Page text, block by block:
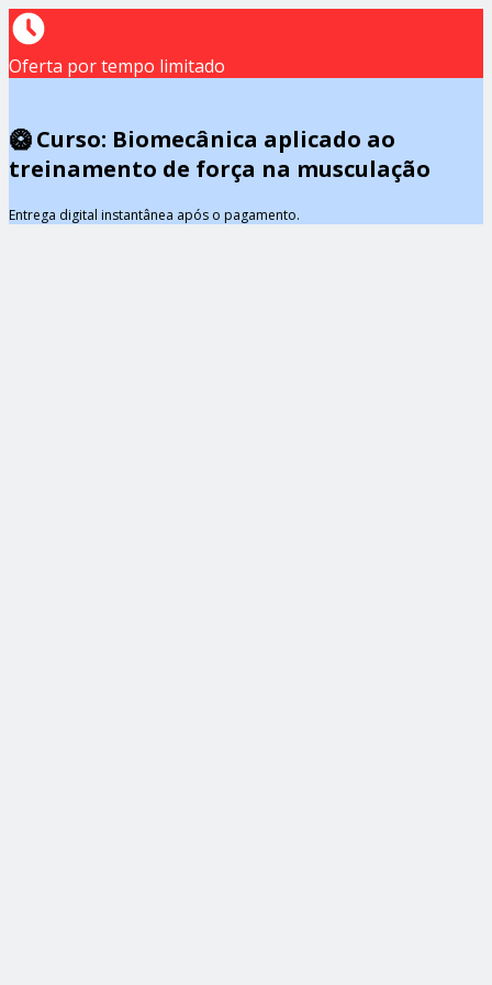
Oferta por tempo limitado
🥝 Curso: Biomecânica aplicado ao
treinamento de força na musculação
Entrega digital instantânea após o pagamento.